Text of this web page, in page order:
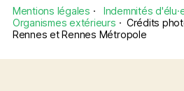
Mentions légales · Indemnités
Organismes extérieurs · Crédits
Rennes et Rennes Métropole